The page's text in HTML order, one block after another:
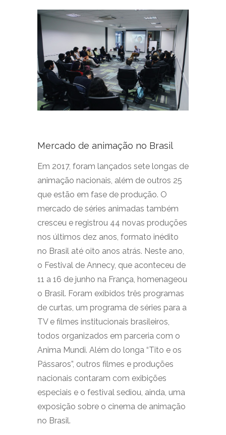
Mercado de animação no Brasil
Em 2017, foram lançados sete longas de
animação nacionais, além de outros 25
que estão em fase de produção. O
mercado de séries animadas também
cresceu e registrou 44 novas produções
nos últimos dez anos, formato inédito
no Brasil até oito anos atrás. Neste ano,
o Festival de Annecy, que aconteceu de
11 a 16 de junho na França, homenageou
o Brasil. Foram exibidos três programas
de curtas, um programa de séries para a
TV e filmes institucionais brasileiros,
todos organizados em parceria com o
Anima Mundi. Além do longa “Tito e os
Pássaros”, outros filmes e produções
nacionais contaram com exibições
especiais e o festival sediou, ainda, uma
exposição sobre o cinema de animação
no Brasil.